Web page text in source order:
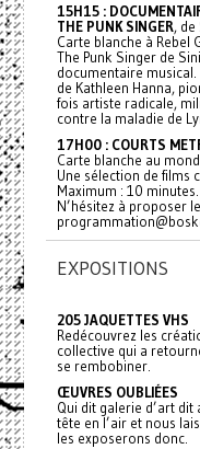
15H15 :
THE PUNK SINGER, de
Carte blanche à Rebel
The Punk Singer de
documentaire
de Kathleen Hanna,
fois artiste radicale,
contre la maladie de
17H00 : COURTS
Carte blanche au
Une sélection de films
Maximum : 10 minutes.
N’hésitez à proposer
EXPOSITIONS
205 JAQUETTES VHS
Redécouvrez les
collective qui a
se rembobiner.
ŒUVRES OUBLIÉES
Qui dit galerie d’art dit
tête en l’air et nous
les exposerons donc.